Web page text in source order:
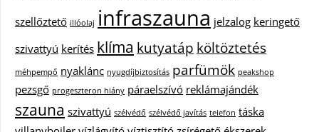
szellőztető illóolaj infraszauna jelzalog keringető
szivattyú kerítés klíma kutyatáp költöztetés
méhpempő nyaklánc nyugdíjbiztosítás parfümök peakshop
pezsgő progeszteron hiány páraelszívó reklámajándék
szauna szivattyú szélvédő szélvédő javítás telefon táska